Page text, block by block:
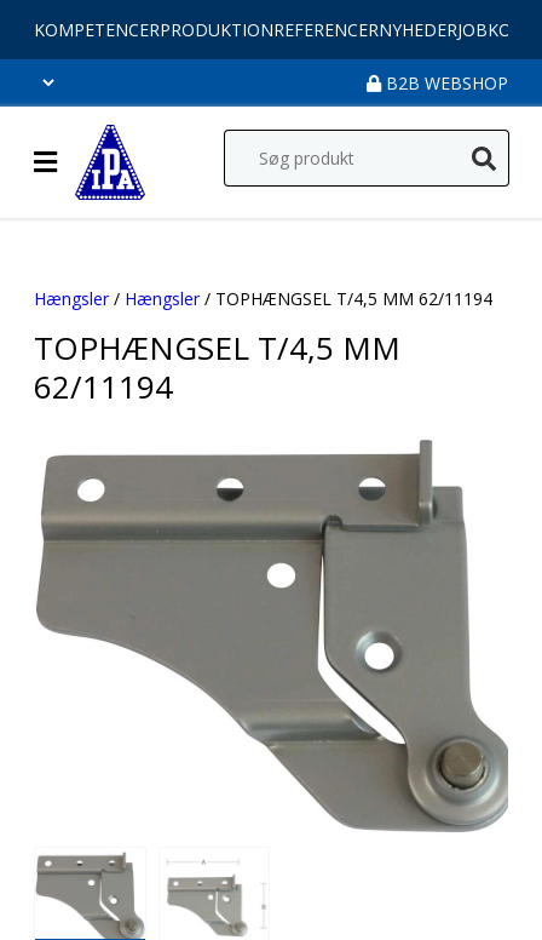
KOMPETENCERPRODUKTIONREFERENCERNYHEDERJOB
B2B WEBSHOP
Hængsler/ Hængsler/ TOPHÆNGSEL T/4,5 MM 62/11194
TOPHÆNGSEL T/4,5 MM
62/11194